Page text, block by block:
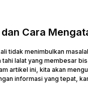
Cara
tidak menimbulkan
lalat yang membesar
artikel ini, kita akan
informasi yang tepat,